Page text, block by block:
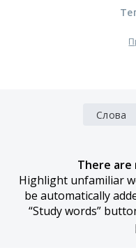
Слова
There are
Highlight unfamiliar
be automatically
“Study words”